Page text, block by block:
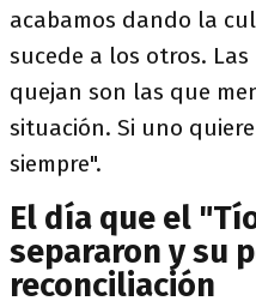
acabamos dando la
sucede a los otros.
quejan son las que
situación. Si uno
siempre".
El día que el
separaron y su
reconciliación